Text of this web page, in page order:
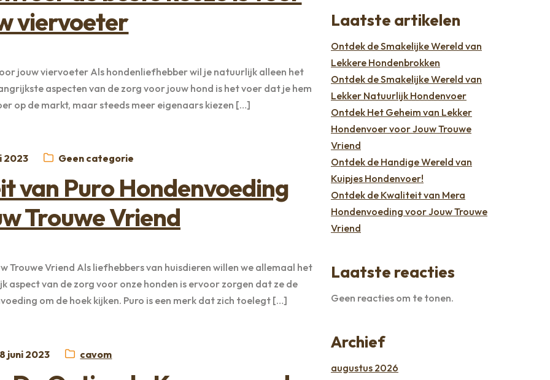
viervoeter
jouw viervoeter Als hondenliefhebber wil je natuurlijk alleen het
aspecten van de zorg voor jouw hond is het voer dat je hem
op de markt, maar steeds meer eigenaars kiezen […]
2023 Categorieën:
Geen categorie
van Puro Hondenvoeding
Trouwe Vriend
Trouwe Vriend Als liefhebbers van huisdieren willen we allemaal het
aspect van de zorg voor onze honden is ervoor zorgen dat ze de
om de hoek kijken. Puro is een merk dat zich toelegt […]
juni 2023 Categorie:
cavom
Laatste artikelen
Ontdek de Smakelijke Wereld van
Lekkere Hondenbrokken
Ontdek de Smakelijke Wereld van
Lekker Natuurlijk Hondenvoer
Ontdek Het Geheim van Lekker
Hondenvoer voor Jouw Trouwe
Vriend
Ontdek de Handige Wereld van
Kuipjes Hondenvoer!
Ontdek de Kwaliteit van Mera
Hondenvoeding voor Jouw Trouwe
Vriend
Laatste reacties
Geen reacties om te tonen.
Archief
augustus 2026